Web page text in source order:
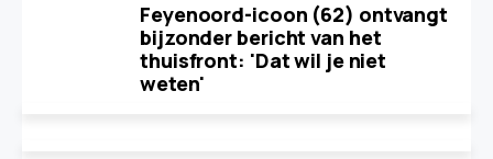
Feyenoord-icoon (62) ontvangt
bijzonder bericht van het
thuisfront: 'Dat wil je niet
weten'